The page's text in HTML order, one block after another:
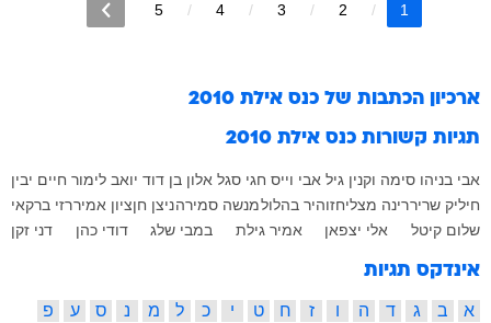
1
2
3
4
5
ארכיון הכתבות של כנס אילת 2010
תגיות קשורות כנס אילת 2010
אבי בניהו סימה וקנין גיל אבי וייס חגי סגל אלון בן דוד יואב לימור חיים יבין
חיליק שריררינה מצליחזוהיר בהלולמנשה סמירהניצן חןציון אמיררזי ברקאי
שלום קיטל
אלי יצפאן אמיר גילת במבי שלג דודי כהן דני זקן
אינדקס תגיות
א ב ג ד ה ו ז ח ט י כ ל מ נ ס ע
פ